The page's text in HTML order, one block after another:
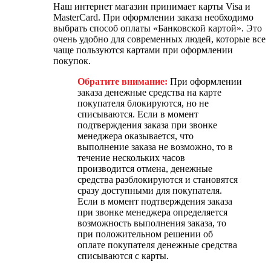
Наш интернет магазин принимает карты Visa и
MasterCard. При оформлении заказа необходимо
выбрать способ оплаты «Банковской картой». Это
очень удобно для современных людей, которые все
чаще пользуются картами при оформлении
покупок.
Обратите внимание: При оформлении
заказа денежные средства на карте
покупателя блокируются, но не
списываются. Если в момент
подтверждения заказа при звонке
менеджера оказывается, что
выполнение заказа не возможно, то в
течение нескольких часов
производится отмена, денежные
средства разблокируются и становятся
сразу доступными для покупателя.
Если в момент подтверждения заказа
при звонке менеджера определяется
возможность выполнения заказа, то
при положительном решении об
оплате покупателя денежные средства
списываются с карты.